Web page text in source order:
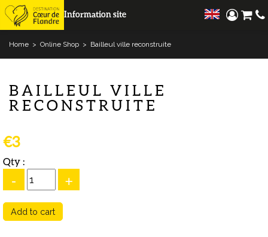
Information site
Home > Online Shop > Bailleul ville reconstruite
BAILLEUL VILLE
RECONSTRUITE
€3
Qty :
- +